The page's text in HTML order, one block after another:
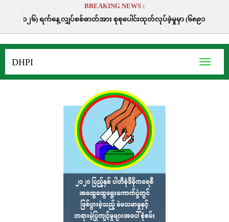
BREAKING NEWS :
က်နေ့ လျှပ်စစ်ဓာတ်အား စုစုပေါင်းထုတ်လုပ်ခဲ့မှုမှာ (၆၈၉၁၁.၃) မဂ္ဂါဝပ်နာရီဖ
Toggle
DHPI